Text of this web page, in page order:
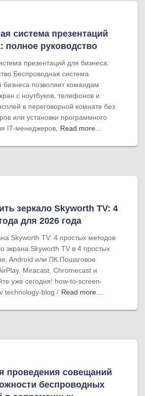
система презентаций
полное руководство
презентаций для бизнеса:
Беспроводная система
бизнеса позволяет командам
с ноутбуков, телефонов и
в переговорной комнате без
или установки программного
IT-менеджеров,
Read more…
зеркало Skyworth TV: 4
для 2026 года
Skyworth TV: 4 простых методов
экрана Skyworth TV в 4 простых
Android или ПК.Пошаговое
Miracast, Chromecast и
уже сегодня! how-to-screen-
technology-blog / Read more…
проведения совещаний
беспроводных